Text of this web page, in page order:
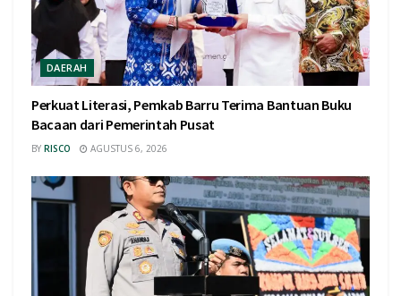
DAERAH
Perkuat Literasi, Pemkab Barru Terima Bantuan Buku
Bacaan dari Pemerintah Pusat
BY RISCO AGUSTUS 6, 2026